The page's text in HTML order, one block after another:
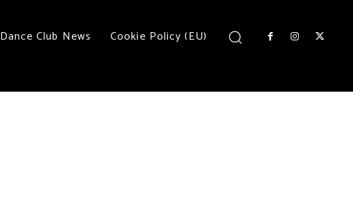
Dance Club News Cookie Policy (EU)